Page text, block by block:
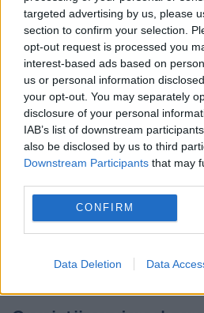
targeted advertising by us, please
section to confirm your selection.
opt-out request is processed you
interest-based ads based on
us or personal information
your opt-out. You may separately
disclosure of your personal
IAB’s list of downstream
also be disclosed by us to third
Downstream Participants that may
CONFIRM
Data Deletion Data
CORUL DE COPII
aniversare
8 FEBRUARIE 2015
În România există
secretul „tinereţii fără
Copii Radio împlineşte în
de 70 de ani de existenţă